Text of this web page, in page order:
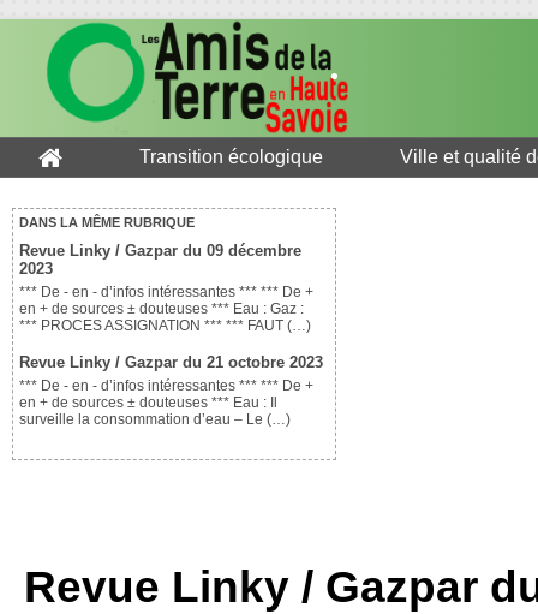
Transition écologique Ville et qualité
DANS LA MÊME RUBRIQUE
Revue Linky / Gazpar du 09 décembre
2023
*** De - en - d’infos intéressantes *** *** De +
en + de sources ± douteuses *** Eau : Gaz :
*** PROCES ASSIGNATION *** *** FAUT (…)
Revue Linky / Gazpar du 21 octobre 2023
*** De - en - d’infos intéressantes *** *** De +
en + de sources ± douteuses *** Eau : Il
surveille la consommation d’eau – Le (…)
Revue Linky / Gazpar